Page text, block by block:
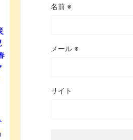
名前 ※
メール ※
サイト